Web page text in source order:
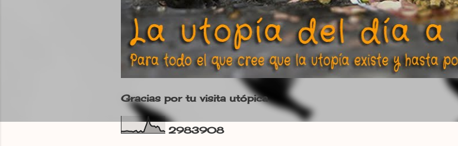
Gracias por tu visita utópica
2983908